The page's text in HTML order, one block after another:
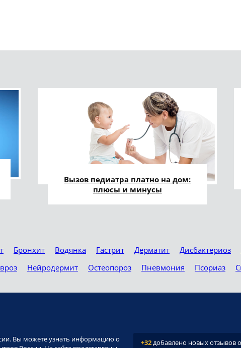
Вызов педиатра платно на дом:
плюсы и минусы
Бронхит Водянка Гастрит Дерматит Дисбактериоз
Нейродермит Остеопороз Пневмония Псориаз
Вы можете узнать информацию о
+32добавлено новых отзывов